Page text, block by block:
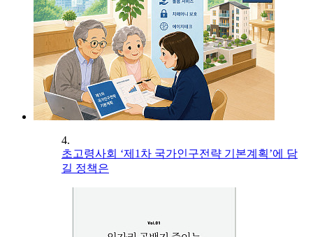
4.
초고령사회 ‘제1차 국가인구전략 기본계획’에 담
길 정책은